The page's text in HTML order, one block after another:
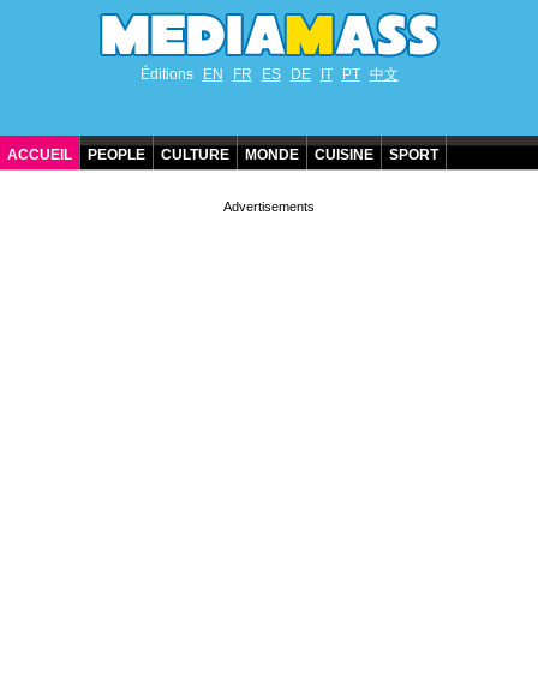
Éditions EN FR ES DE IT PT 中文
ACCUEIL PEOPLE CULTURE MONDE CUISINE SPORT